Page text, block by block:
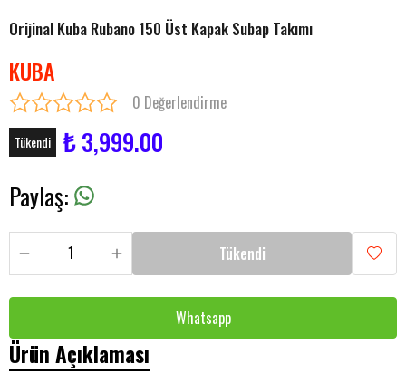
Orijinal Kuba Rubano 150 Üst Kapak Subap Takımı
KUBA
0 Değerlendirme
Tükendi
₺ 3,999.00
Paylaş:
Tükendi
Whatsapp
Ürün Açıklaması